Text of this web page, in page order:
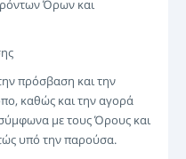
Όρων και
πρόσβαση και την
καθώς και την αγορά
με τους Όρους και
υπό την παρούσα.